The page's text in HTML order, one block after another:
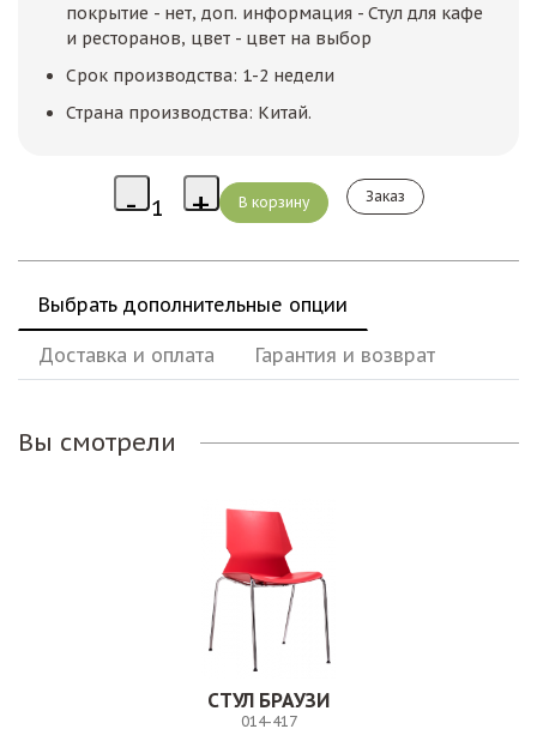
покрытие - нет, доп. информация - Стул для кафе
и ресторанов, цвет - цвет на выбор
Срок производства: 1-2 недели
Страна производства: Китай.
Заказ
Выбрать дополнительные опции
Доставка и оплата Гарантия и возврат
Вы смотрели
СТУЛ БРАУЗИ
014-417